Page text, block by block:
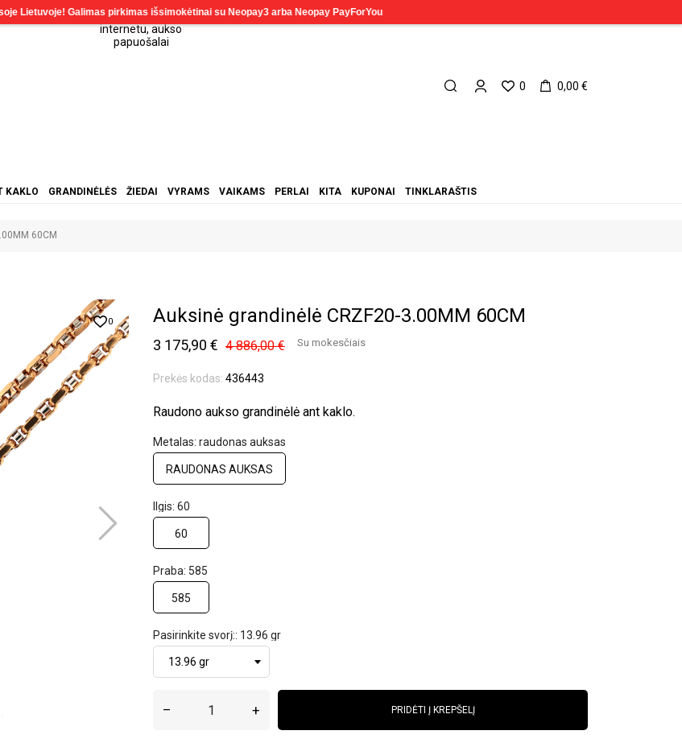
0 0,00 €
KAKLO GRANDINĖLĖS ŽIEDAI VYRAMS VAIKAMS PERLAI KITA KUPONAI TINKLARAŠTIS
60CM
0 Auksinė grandinėlė CRZF20-3.00MM 60CM
3 175,90 € 4 886,00 € Su mokesčiais
Prekės kodas: 436443
Raudono aukso grandinėlė ant kaklo.
Metalas: raudonas auksas
RAUDONAS AUKSAS
Ilgis: 60
60
Praba: 585
585
Pasirinkite svorį:: 13.96 gr
– + PRIDĖTI Į KREPŠELĮ